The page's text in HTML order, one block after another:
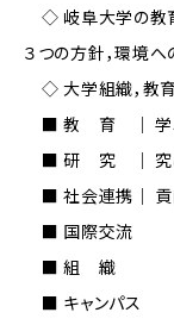
◇ 岐阜大学の教
３つの方針，環境
◇ 大学組織，教
■ 教 育 ｜ 学
■ 研 究 ｜ 究
■ 社会連携｜ 貢
■ 国際交流
■ 組 織
■ キャンパス